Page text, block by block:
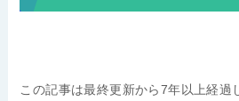
この記事は最終更新から7年以上経過